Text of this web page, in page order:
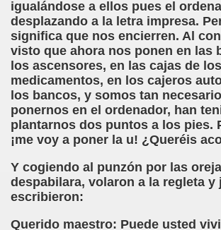
igualándose a ellos pues el
desplazando a la letra impresa.
significa que nos encierren. Al
visto que ahora nos ponen en las
los ascensores, en las cajas de los
medicamentos, en los cajeros
los bancos, y somos tan
ponernos en el ordenador, han
plantarnos dos puntos a los pies.
¡me voy a poner la u! ¿Queréis
Y cogiendo al punzón por las
despabilara, volaron a la regleta y
escribieron:
Querido maestro: Puede usted
Ayudar a Personas con
(Pedro Zurita)
sánchez Herrero)
Cuetos Suárez)
Otero)
Elissalde)
(Lídia León Esteban Y Víctor